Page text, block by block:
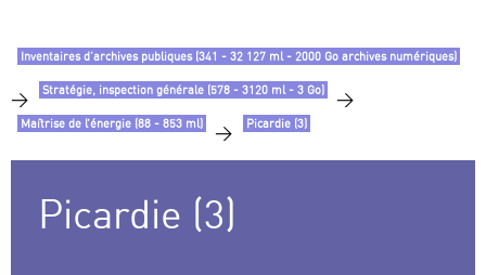
Inventaires d’archives publiques (341 - 32 127 ml - 2000 Go archives numériques)
> Stratégie, inspection générale (578 - 3120 ml - 3 Go) >
Maîtrise de l’énergie (88 - 853 ml) > Picardie (3)
Picardie (3)